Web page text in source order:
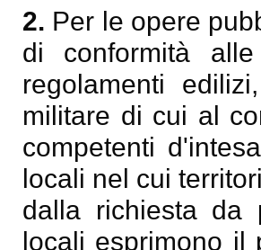
2. Per le opere
di conformità
regolamenti
militare di cui al
competenti
locali nel cui
dalla richiesta da
locali esprimono il